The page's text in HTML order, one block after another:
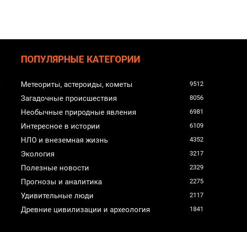
ПОПУЛЯРНЫЕ КАТЕГОРИИ
Метеориты, астероиды, кометы 9512
Загадочные происшествия 8056
Необычные природные явления 6981
Интересное в истории 6109
НЛО и внеземная жизнь 4352
Экология 3217
Полезные новости 2329
Прогнозы и аналитика 2275
Удивительные люди 2117
Древние цивилизации и археология 1841